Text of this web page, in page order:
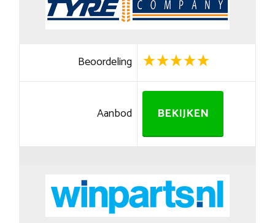
Beoordeling
Aanbod BEKIJKEN